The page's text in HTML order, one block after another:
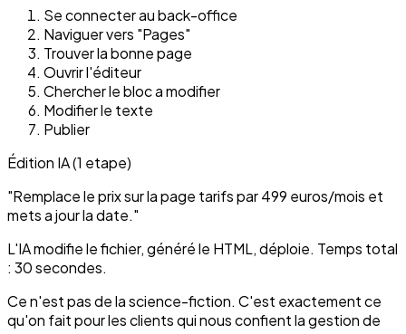
Se connecter au back-office
Naviguer vers "Pages"
Trouver la bonne page
Ouvrir l'éditeur
Chercher le bloc a modifier
Modifier le texte
Publier
Édition IA (1 etape)
"Remplace le prix sur la page tarifs par 499 euros/mois et
mets a jour la date."
L'IA modifie le fichier, généré le HTML, déploie. Temps total
: 30 secondes.
Ce n'est pas de la science-fiction. C'est exactement ce
qu'on fait pour les clients qui nous confient la gestion de